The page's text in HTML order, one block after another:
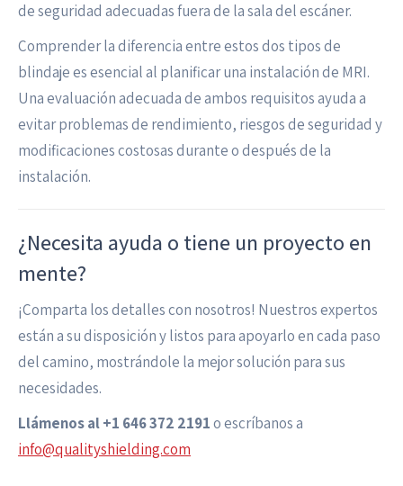
de seguridad adecuadas fuera de la sala del escáner.
Comprender la diferencia entre estos dos tipos de
blindaje es esencial al planificar una instalación de MRI.
Una evaluación adecuada de ambos requisitos ayuda a
evitar problemas de rendimiento, riesgos de seguridad y
modificaciones costosas durante o después de la
instalación.
¿Necesita ayuda o tiene un proyecto en
mente?
¡Comparta los detalles con nosotros! Nuestros expertos
están a su disposición y listos para apoyarlo en cada paso
del camino, mostrándole la mejor solución para sus
necesidades.
Llámenos al +1 646 372 2191o escríbanos a
info@qualityshielding.com